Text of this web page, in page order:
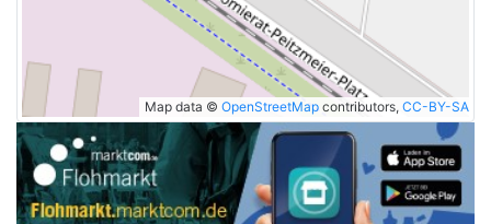
Map data © OpenStreetMap contributors, CC-BY-SA